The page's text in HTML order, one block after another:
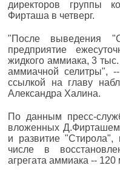
директоров группы
Фирташа в четверг.
"После выведения
предприятие
жидкого аммиака, 3
аммиачной селитры",
ссылкой на главу
Александра Халина.
По данным пресс-
вложенных Д.Фирташем
и развитие
числе в
агрегата аммиака -- 120